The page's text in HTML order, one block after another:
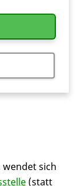
können,
mit und
+ Bereich für
wendet sich
(statt